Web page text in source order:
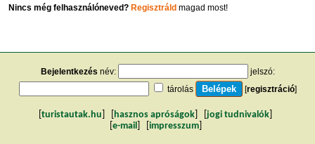
Nincs még felhasználóneved? Regisztráldmagad most!
Bejelentkezés név:
jelszó:
tárolás
[regisztráció]
turistautak.hu hasznos apróságok jogi tudnivalók
e-mail impresszum]